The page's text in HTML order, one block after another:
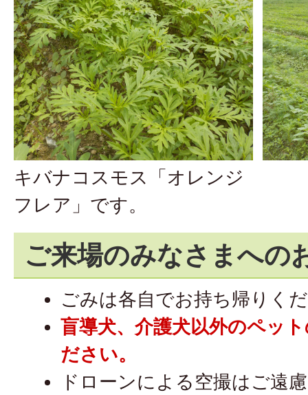
キバナコスモス「オレンジ
フレア」です。
ご来場のみなさまへの
ごみは各自でお持ち帰りく
盲導犬、介護犬以外のペッ
ださい。
ドローンによる空撮はご遠